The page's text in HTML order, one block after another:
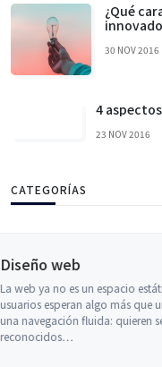
¿Qué
30 NOV 2016
4
23 NOV 2016
CATEGORÍAS
La